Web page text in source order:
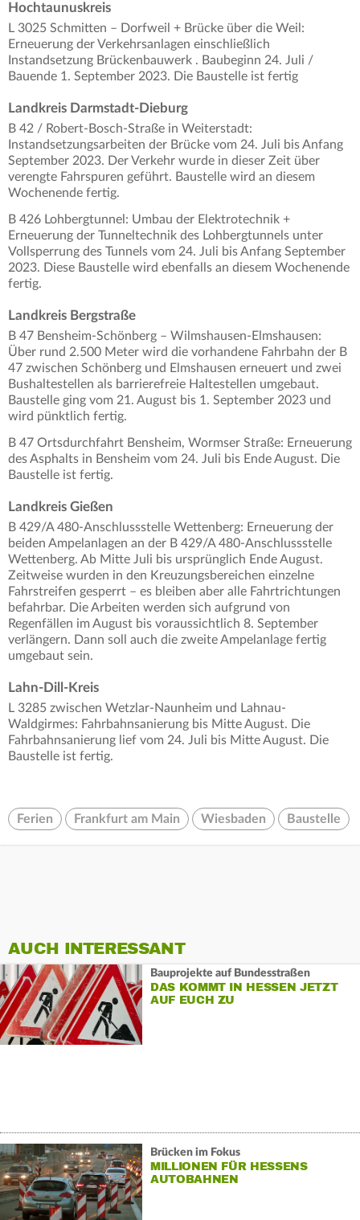
Hochtaunuskreis
L 3025 Schmitten – Dorfweil + Brücke über die Weil:
Erneuerung der Verkehrsanlagen einschließlich
Instandsetzung Brückenbauwerk . Baubeginn 24. Juli /
Bauende 1. September 2023. Die Baustelle ist fertig
Landkreis Darmstadt-Dieburg
B 42 / Robert-Bosch-Straße in Weiterstadt:
Instandsetzungsarbeiten der Brücke vom 24. Juli bis Anfang
September 2023. Der Verkehr wurde in dieser Zeit über
verengte Fahrspuren geführt. Baustelle wird an diesem
Wochenende fertig.
B 426 Lohbergtunnel: Umbau der Elektrotechnik +
Erneuerung der Tunneltechnik des Lohbergtunnels unter
Vollsperrung des Tunnels vom 24. Juli bis Anfang September
2023. Diese Baustelle wird ebenfalls an diesem Wochenende
fertig.
Landkreis Bergstraße
B 47 Bensheim-Schönberg – Wilmshausen-Elmshausen:
Über rund 2.500 Meter wird die vorhandene Fahrbahn der B
47 zwischen Schönberg und Elmshausen erneuert und zwei
Bushaltestellen als barrierefreie Haltestellen umgebaut.
Baustelle ging vom 21. August bis 1. September 2023 und
wird pünktlich fertig.
B 47 Ortsdurchfahrt Bensheim, Wormser Straße: Erneuerung
des Asphalts in Bensheim vom 24. Juli bis Ende August. Die
Baustelle ist fertig.
Landkreis Gießen
B 429/A 480-Anschlussstelle Wettenberg: Erneuerung der
beiden Ampelanlagen an der B 429/A 480-Anschlussstelle
Wettenberg. Ab Mitte Juli bis ursprünglich Ende August.
Zeitweise wurden in den Kreuzungsbereichen einzelne
Fahrstreifen gesperrt – es bleiben aber alle Fahrtrichtungen
befahrbar. Die Arbeiten werden sich aufgrund von
Regenfällen im August bis voraussichtlich 8. September
verlängern. Dann soll auch die zweite Ampelanlage fertig
umgebaut sein.
Lahn-Dill-Kreis
L 3285 zwischen Wetzlar-Naunheim und Lahnau-
Waldgirmes: Fahrbahnsanierung bis Mitte August. Die
Fahrbahnsanierung lief vom 24. Juli bis Mitte August. Die
Baustelle ist fertig.
Ferien Frankfurt am Main Wiesbaden Baustelle
AUCH INTERESSANT
Bauprojekte auf Bundesstraßen
DAS KOMMT IN HESSEN JETZT
AUF EUCH ZU
Brücken im Fokus
MILLIONEN FÜR HESSENS
AUTOBAHNEN